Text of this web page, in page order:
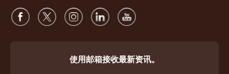
使用邮箱接收最新资讯。